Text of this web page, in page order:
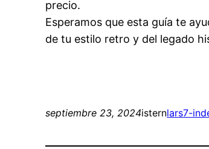
precio.
Esperamos que esta guía te
de tu estilo retro y del legado
septiembre 23, 2024isternlars7-